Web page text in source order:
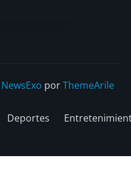
NewsExo porThemeArile
Deportes